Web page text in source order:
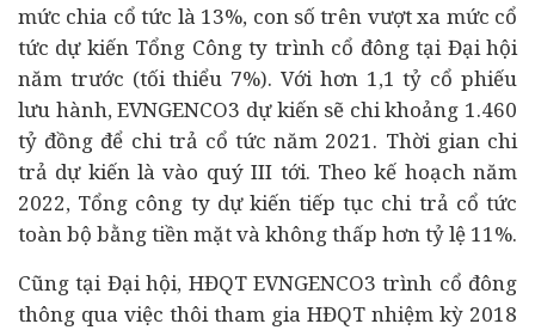
mức chia cổ tức là 13%, con số trên vượt xa mức cổ
tức dự kiến Tổng Công ty trình cổ đông tại Đại hội
năm trước (tối thiểu 7%). Với hơn 1,1 tỷ cổ phiếu
lưu hành, EVNGENCO3 dự kiến sẽ chi khoảng 1.460
tỷ đồng để chi trả cổ tức năm 2021. Thời gian chi
trả dự kiến là vào quý III tới. Theo kế hoạch năm
2022, Tổng công ty dự kiến tiếp tục chi trả cổ tức
toàn bộ bằng tiền mặt và không thấp hơn tỷ lệ 11%.
Cũng tại Đại hội, HĐQT EVNGENCO3 trình cổ đông
thông qua việc thôi tham gia HĐQT nhiệm kỳ 2018